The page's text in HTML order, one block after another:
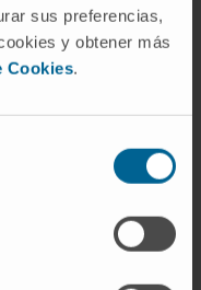
sus preferencias,
y obtener más
Cookies.